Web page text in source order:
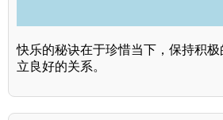
快乐的秘诀在于珍惜当下，保持积
立良好的关系。